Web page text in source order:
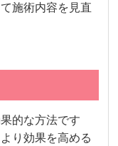
施術内容を見直
的な方法です
り効果を高める